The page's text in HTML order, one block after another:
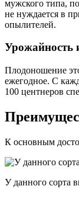
мужского типа,
не нуждается в
опылителей.
Урожайность
Плодоношение
ежегодное. С
100 центнеров
К основным
У данного сорта